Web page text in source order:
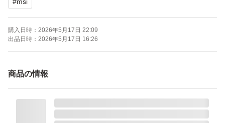
#msi
購入日時： 2026年5月17日 22:09
出品日時： 2026年5月17日 16:26
商品の情報